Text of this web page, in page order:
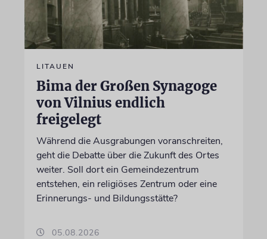
LITAUEN
Bima der Großen Synagoge
von Vilnius endlich
freigelegt
Während die Ausgrabungen voranschreiten,
geht die Debatte über die Zukunft des Ortes
weiter. Soll dort ein Gemeindezentrum
entstehen, ein religiöses Zentrum oder eine
Erinnerungs- und Bildungsstätte?
05.08.2026